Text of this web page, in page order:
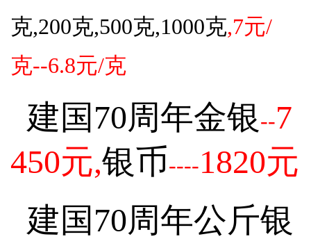
克,200克,500克,1000克,7元/
克--6.8元/克
建国70周年金银--7
450元,银币----1820元
建国70周年公斤银